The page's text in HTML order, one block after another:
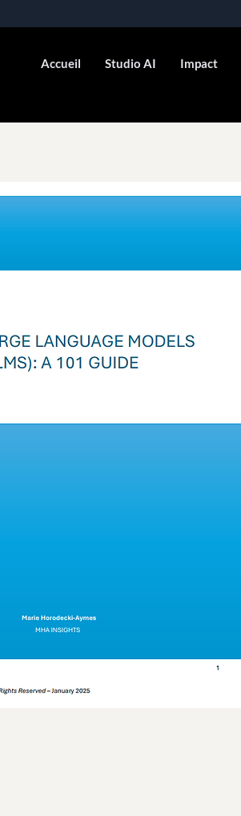
Accueil Studio AI Impact